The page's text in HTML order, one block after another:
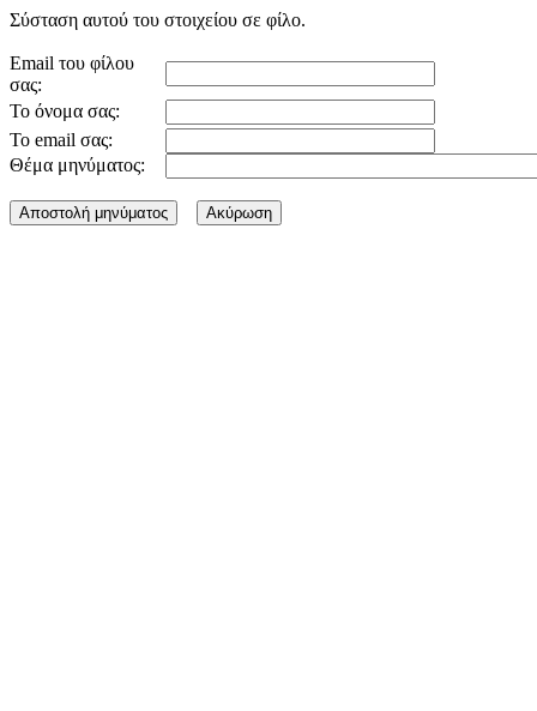
Σύσταση αυτού του στοιχείου σε φίλο.
Email του φίλου
σας:
Το όνομα σας:
Το email σας:
Θέμα μηνύματος: